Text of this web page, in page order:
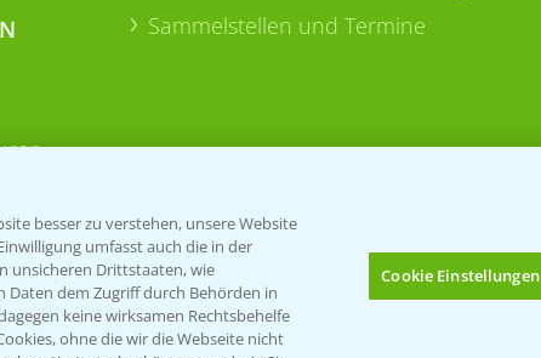
Sammelstellen und Termine
besser zu verstehen, unsere Website
umfasst auch die in der
unsicheren Drittstaaten, wie
Daten dem Zugriff durch Behörden in
keine wirksamen Rechtsbehelfe
ohne die wir die Webseite nicht
Cookie Einstellungen